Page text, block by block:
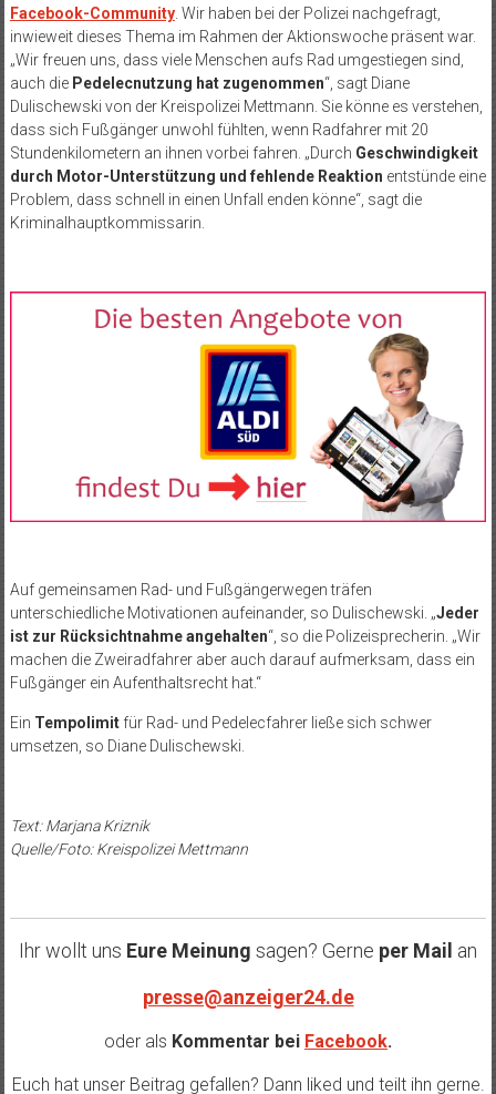
Facebook-Community. Wir haben bei der Polizei nachgefragt,
inwieweit dieses Thema im Rahmen der Aktionswoche präsent war.
„Wir freuen uns, dass viele Menschen aufs Rad umgestiegen sind,
auch die Pedelecnutzung hat zugenommen“, sagt Diane
Dulischewski von der Kreispolizei Mettmann. Sie könne es verstehen,
dass sich Fußgänger unwohl fühlten, wenn Radfahrer mit 20
Stundenkilometern an ihnen vorbei fahren. „Durch Geschwindigkeit
durch Motor-Unterstützung und fehlende Reaktion entstünde eine
Problem, dass schnell in einen Unfall enden könne“, sagt die
Kriminalhauptkommissarin.
Auf gemeinsamen Rad- und Fußgängerwegen träfen
unterschiedliche Motivationen aufeinander, so Dulischewski. „Jeder
ist zur Rücksichtnahme angehalten“, so die Polizeisprecherin. „Wir
machen die Zweiradfahrer aber auch darauf aufmerksam, dass ein
Fußgänger ein Aufenthaltsrecht hat.“
Ein Tempolimitfür Rad- und Pedelecfahrer ließe sich schwer
umsetzen, so Diane Dulischewski.
Text: Marjana Kriznik
Quelle/Foto: Kreispolizei Mettmann
Ihr wollt uns Eure Meinung sagen? Gerne per Mail an
presse@anzeiger24.de
oder als Kommentar bei Facebook.
Euch hat unser Beitrag gefallen? Dann liked und teilt ihn gerne.